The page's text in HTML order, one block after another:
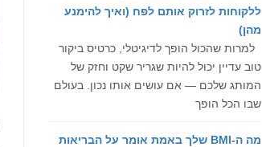
ללקוחות לזרוק אותם לפח (ואיך להימנע
מהן)
למרות שהכול הופך לדיגיטלי, כרטיס ביקור
טוב עדיין יכול להיות שגריר שקט וחזק של
המותג שלכם — אם עושים אותו נכון. בעולם
שבו הכל הופך
מה ה-BMI שלך באמת אומר על הבריאות